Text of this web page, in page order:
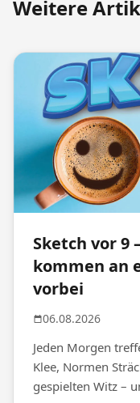
Weitere
Sketch vor 9
kommen an
vorbei
06.08.2026
Jeden Morgen
Klee, Normen
gespielten Witz –